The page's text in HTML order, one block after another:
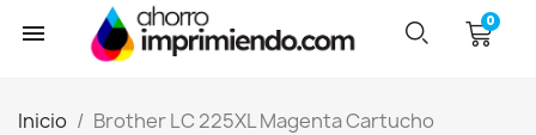
Inicio
Brother LC 225XL Magenta Cartucho